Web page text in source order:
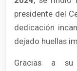
presidente del
dedicación
dejado huellas
Gracias a